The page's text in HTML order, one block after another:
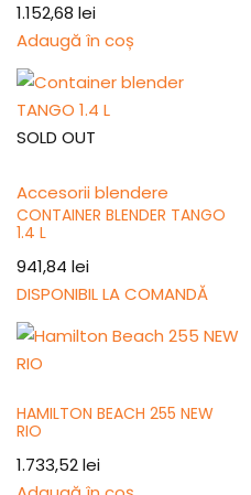
1.152,68 lei
Adaugă în coș
SOLD OUT
Accesorii blendere
CONTAINER BLENDER TANGO
1.4 L
941,84 lei
DISPONIBIL LA COMANDĂ
HAMILTON BEACH 255 NEW
RIO
1.733,52lei